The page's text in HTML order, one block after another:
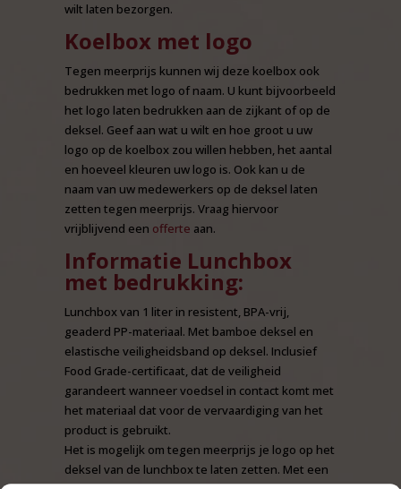
wilt laten bezorgen.
Koelbox met logo
Tegen meerprijs kunnen wij deze koelbox ook
bedrukken met logo of naam. U kunt bijvoorbeeld
het logo laten bedrukken aan de zijkant of op de
deksel. Geef aan wat u wilt en hoe groot u uw
logo op de koelbox zou willen hebben, het aantal
en hoeveel kleuren uw logo is. Ook kan u de
naam van uw medewerkers op de deksel laten
zetten tegen meerprijs. Vraag hiervoor
vrijblijvend een offerte aan.
Informatie Lunchbox
met bedrukking:
Lunchbox van 1 liter in resistent, BPA-vrij,
geaderd PP-materiaal. Met bamboe deksel en
elastische veiligheidsband op deksel. Inclusief
Food Grade-certificaat, dat de veiligheid
garandeert wanneer voedsel in contact komt met
het materiaal dat voor de vervaardiging van het
product is gebruikt.
Het is mogelijk om tegen meerprijs je logo op het
deksel van de lunchbox te laten zetten. Met een